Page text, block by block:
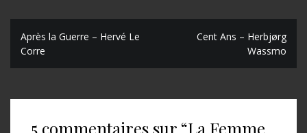
N
a
Après la Guerre – Hervé Le
Corre
Cent Ans – Herbjørg
Wassmo
5 commentaires sur “La Femme